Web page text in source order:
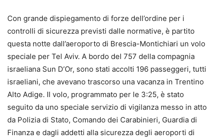
Con grande dispiegamento di forze dell’ordine per i
controlli di sicurezza previsti dalle normative, è partito
questa notte dall’aeroporto di Brescia-Montichiari un volo
speciale per Tel Aviv. A bordo del 757 della compagnia
israeliana Sun D’Or, sono stati accolti 196 passeggeri, tutti
israeliani, che avevano trascorso una vacanza in Trentino
Alto Adige. Il volo, programmato per le 3:25, è stato
seguito da uno speciale servizio di vigilanza messo in atto
da Polizia di Stato, Comando dei Carabinieri, Guardia di
Finanza e dagli addetti alla sicurezza degli aeroporti di